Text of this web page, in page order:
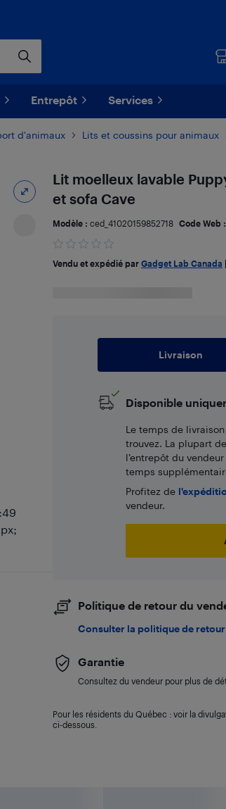
Entrepôt Services
d'animaux Lits et coussins pour animaux
Lit moelleux lavable
et sofa Cave
Modèle : ced_41020159852718 Code Web :
Vendu et expédié par Gadget Lab Canada
Livraison
Disponible
Le temps de
trouvez. La plupart
l’entrepôt du
temps
Profitez de
vendeur.
Politique de retour du
Consulter la politique de retour
Garantie
Consultez du vendeur pour plus de
Pour les résidents du Québec : voir la
ci-dessous.